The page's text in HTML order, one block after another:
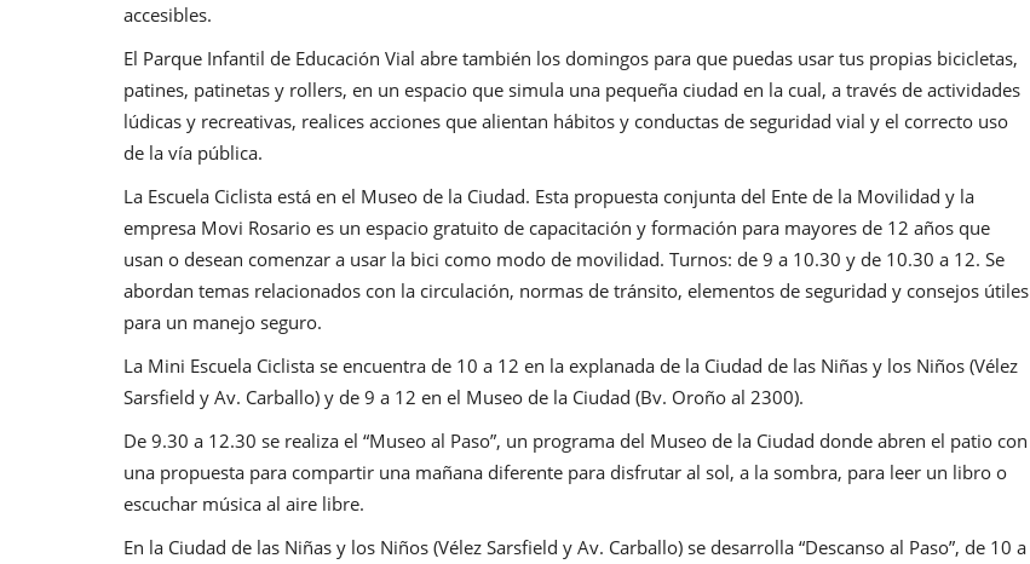
accesibles.
El Parque Infantil de Educación Vial abre también los domingos para que puedas usar tus propias bicicletas,
patines, patinetas y rollers, en un espacio que simula una pequeña ciudad en la cual, a través de actividades
lúdicas y recreativas, realices acciones que alientan hábitos y conductas de seguridad vial y el correcto uso
de la vía pública.
La Escuela Ciclista está en el Museo de la Ciudad. Esta propuesta conjunta del Ente de la Movilidad y la
empresa Movi Rosario es un espacio gratuito de capacitación y formación para mayores de 12 años que
usan o desean comenzar a usar la bici como modo de movilidad. Turnos: de 9 a 10.30 y de 10.30 a 12. Se
abordan temas relacionados con la circulación, normas de tránsito, elementos de seguridad y consejos útiles
para un manejo seguro.
La Mini Escuela Ciclista se encuentra de 10 a 12 en la explanada de la Ciudad de las Niñas y los Niños (Vélez
Sarsfield y Av. Carballo) y de 9 a 12 en el Museo de la Ciudad (Bv. Oroño al 2300).
De 9.30 a 12.30 se realiza el “Museo al Paso”, un programa del Museo de la Ciudad donde abren el patio con
una propuesta para compartir una mañana diferente para disfrutar al sol, a la sombra, para leer un libro o
escuchar música al aire libre.
En la Ciudad de las Niñas y los Niños (Vélez Sarsfield y Av. Carballo) se desarrolla “Descanso al Paso”, de 10 a